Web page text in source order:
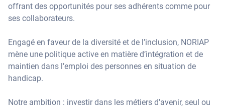
offrant des opportunités pour ses adhérents comme pour
ses collaborateurs.
Engagé en faveur de la diversité et de l’inclusion, NORIAP
mène une politique active en matière d’intégration et de
maintien dans l’emploi des personnes en situation de
handicap.
Notre ambition : investir dans les métiers d'avenir, seul ou